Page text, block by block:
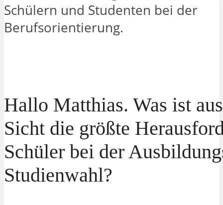
Schülern und Studenten bei der
Berufsorientierung.
Hallo Matthias. Was ist
Sicht die größte
Schüler bei der
Studienwahl?